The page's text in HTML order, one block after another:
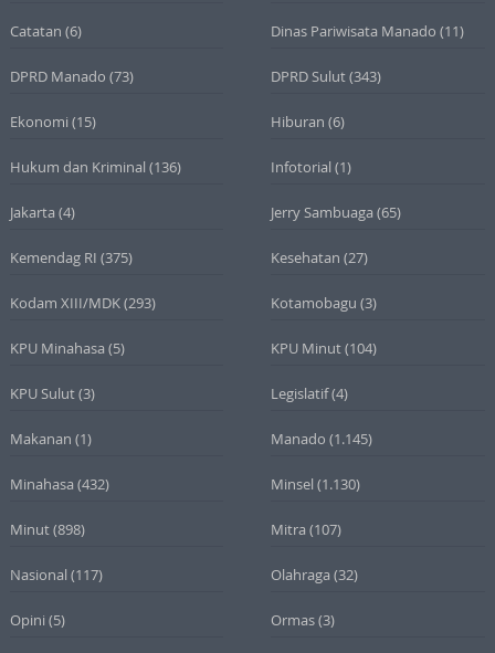
Catatan (6) Dinas Pariwisata Manado (11)
DPRD Manado (73) DPRD Sulut(343)
Ekonomi (15) Hiburan (6)
Hukum dan Kriminal (136) Infotorial (1)
Jakarta (4) Jerry Sambuaga (65)
Kemendag RI (375) Kesehatan (27)
Kodam XIII/MDK(293) Kotamobagu (3)
KPU Minahasa (5) KPU Minut(104)
KPU Sulut(3) Legislatif(4)
Makanan (1) Manado (1.145)
Minahasa (432) Minsel (1.130)
Minut(898) Mitra (107)
Nasional (117) Olahraga (32)
Opini (5) Ormas(3)